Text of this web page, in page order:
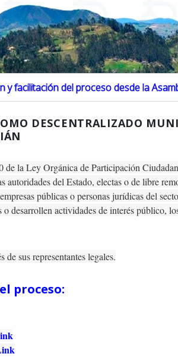
y facilitación del proceso desde la
DESCENTRALIZADO
de la Ley Orgánica de Participación
autoridades del Estado, electas o de libre
públicas o personas jurídicas del
desarrollen actividades de interés público,
sus representantes legales.
proceso: